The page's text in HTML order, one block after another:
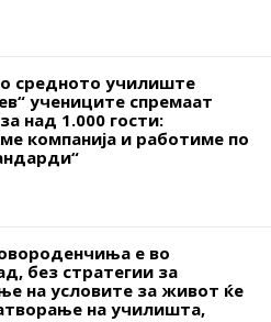
средното училиште
учениците спремаат
над 1.000 гости:
компанија и работиме по
е во
без стратегии за
на условите за живот ќе
на училишта,